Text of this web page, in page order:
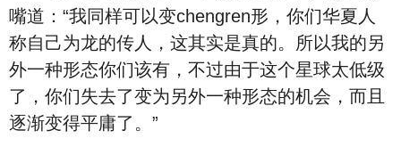
嘴道：“我同样可以变chengren形，你们华夏人
称自己为龙的传人，这其实是真的。所以我的另
外一种形态你们该有，不过由于这个星球太低级
了，你们失去了变为另外一种形态的机会，而且
逐渐变得平庸了。”